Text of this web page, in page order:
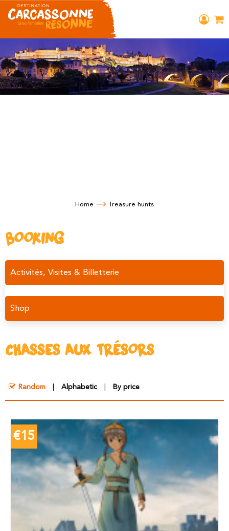
Home Treasure hunts
BOOKING
Activités, Visites & Billetterie
Shop
CHASSES AUX TRÉSORS
Random Alphabetic By price
€15